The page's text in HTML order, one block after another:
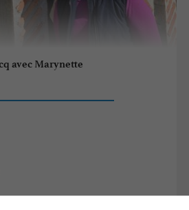
avec Marynette